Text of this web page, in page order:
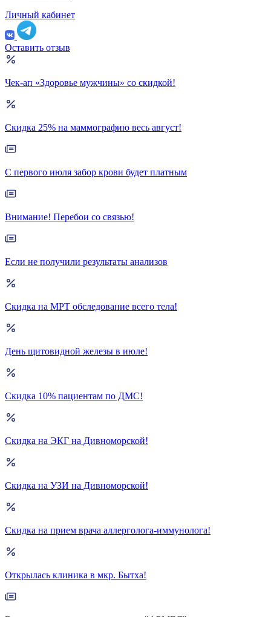
Личный кабинет
Оставить отзыв
Чек-ап «Здоровье мужчины» со скидкой!
Скидка 25% на маммографию весь август!
С первого июля забор крови будет платным
Внимание! Перебои со связью!
Если не получили результаты анализов
Скидка на МРТ обследование всего тела!
День щитовидной железы в июле!
Скидка 10% пациентам по ДМС!
Скидка на ЭКГ на Дивноморской!
Скидка на УЗИ на Дивноморской!
Скидка на прием врача аллерголога-иммунолога!
Открылась клиника в мкр. Бытха!